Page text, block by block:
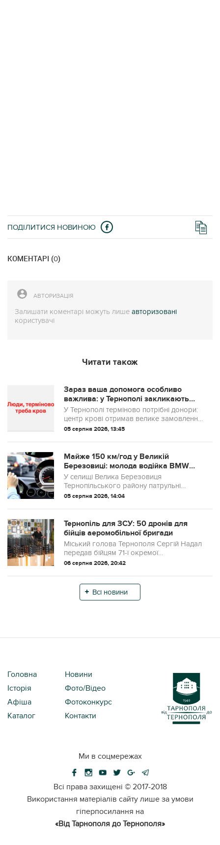
ПОДІЛИТИСЯ НОВИНОЮ
КОМЕНТАРІ (0)
АВТОРИЗАЦІЯ
Залишати коментарі можуть лише авторизовані
користувачі
Читати також
Зараз ваша допомога особливо
важлива: у Тернополі закликають
терміново здати кров для військових
У Тернополі терміново потрібні донори:
центр крові отримав велике замовлення
для потреб ЗСУ
05 серпня 2026, 13:45
Майже 150 км/год у Великій
Березовиці: молода водійка BMW
отримала штраф
У селищі Велика Березовиця
Тернопільського району патрульні
зафіксували суттєве перевищення
дорожнього руху за допомогою
приладу TruCAM інспектори зупинили
авт...
05 серпня 2026, 14:04
Тернопіль для ЗСУ: 50 дронів для
бійців аеромобільної бригади
Міський голова Тернополя Сергій Надал
передав бійцям 71-ї окремої
аеромобільної бригади 50 безпілотних
06 серпня 2026, 20:42
Всі новини
Головна
Новини
Історія
Фото/Відео
Афіша
Фотоконкурс
Каталог
Контакти
Ми в соцмережах
Всі права захищені © 2017-2018
Використання матеріалів сайту лише за умови
гіперпосилання на
«Від Тарнополя до Тернополя»